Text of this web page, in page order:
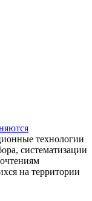
технологии
систематизации
на территории